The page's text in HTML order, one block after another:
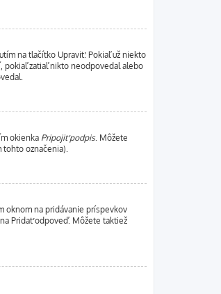
na tlačítko Upraviť. Pokiaľ už niekto
pokiaľ zatiaľ nikto neodpovedal alebo
okienka Pripojiť podpis . Môžete
označenia).
oknom na pridávanie príspevkov
Pridať odpoveď. Môžete taktiež